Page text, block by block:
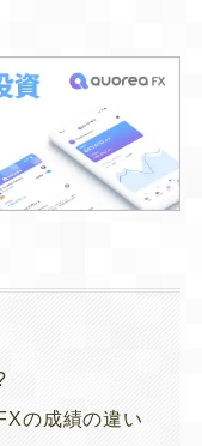
の成績の違い